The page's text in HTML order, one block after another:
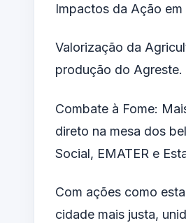
Impactos da Ação em
Valorização da
produção do Agreste.
Combate à Fome:
direto na mesa dos
Social, EMATER e
Com ações como
cidade mais justa,